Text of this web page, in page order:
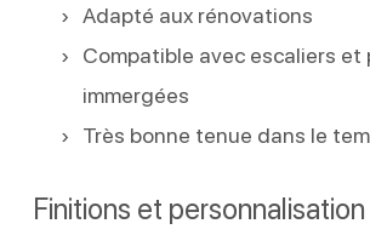
Adapté aux rénovations
Compatible avec escaliers et
immergées
Très bonne tenue dans le
Finitions et personnalisation